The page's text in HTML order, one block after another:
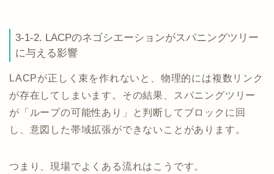
3-1-2. LACPのネゴシエーションがスパニングツリー
に与える影響
LACPが正しく束を作れないと、物理的には複数リンク
が存在してしまいます。その結果、スパニングツリー
が「ループの可能性あり」と判断してブロックに回
し、意図した帯域拡張ができないことがあります。
つまり、現場でよくある流れはこうです。